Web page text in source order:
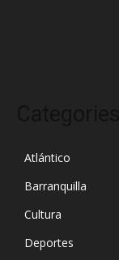
Atlántico
Barranquilla
Cultura
Deportes